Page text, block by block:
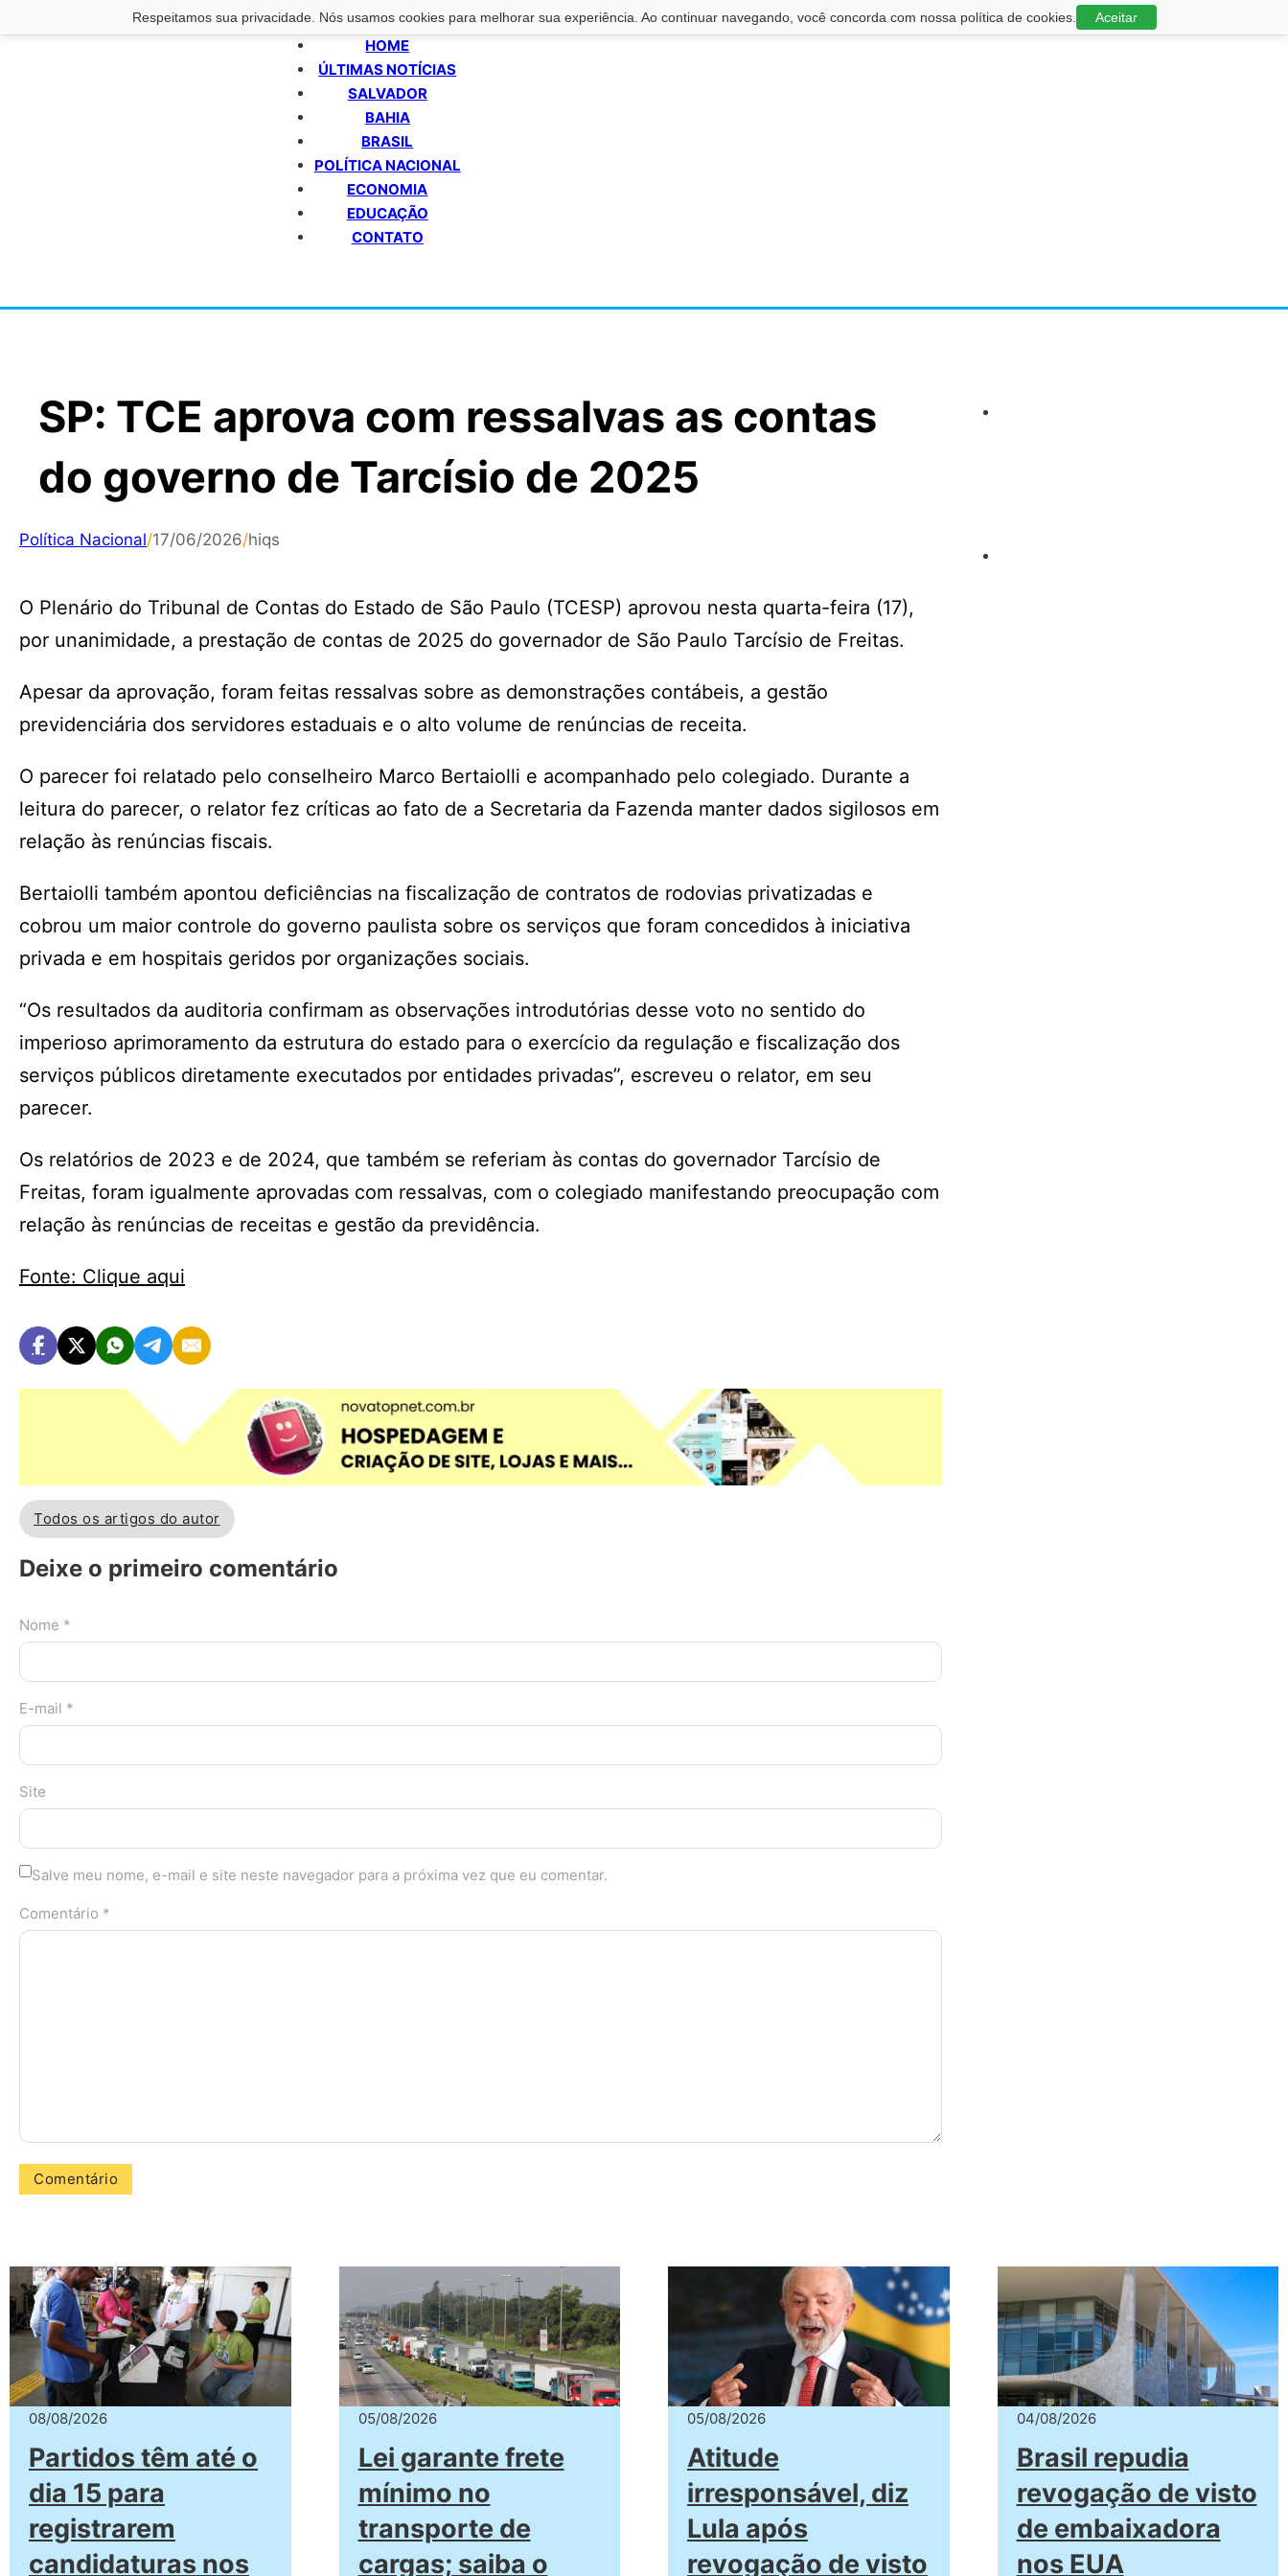
Respeitamos sua privacidade. Nós usamos cookies para melhorar sua experiência. Ao continuar navegando, você concorda com nossa política de cookies. Aceitar
HOME
ÚLTIMAS NOTÍCIAS
SALVADOR
BAHIA
BRASIL
POLÍTICA NACIONAL
ECONOMIA
EDUCAÇÃO
CONTATO
SP: TCE aprova com ressalvas as contas
do governo de Tarcísio de 2025
Política Nacional/17/06/2026/hiqs
O Plenário do Tribunal de Contas do Estado de São Paulo (TCESP) aprovou nesta quarta-feira (17),
por unanimidade, a prestação de contas de 2025 do governador de São Paulo Tarcísio de Freitas.
Apesar da aprovação, foram feitas ressalvas sobre as demonstrações contábeis, a gestão
previdenciária dos servidores estaduais e o alto volume de renúncias de receita.
O parecer foi relatado pelo conselheiro Marco Bertaiolli e acompanhado pelo colegiado. Durante a
leitura do parecer, o relator fez críticas ao fato de a Secretaria da Fazenda manter dados sigilosos em
relação às renúncias fiscais.
Bertaiolli também apontou deficiências na fiscalização de contratos de rodovias privatizadas e
cobrou um maior controle do governo paulista sobre os serviços que foram concedidos à iniciativa
privada e em hospitais geridos por organizações sociais.
“Os resultados da auditoria confirmam as observações introdutórias desse voto no sentido do
imperioso aprimoramento da estrutura do estado para o exercício da regulação e fiscalização dos
serviços públicos diretamente executados por entidades privadas”, escreveu o relator, em seu
parecer.
Os relatórios de 2023 e de 2024, que também se referiam às contas do governador Tarcísio de
Freitas, foram igualmente aprovadas com ressalvas, com o colegiado manifestando preocupação com
relação às renúncias de receitas e gestão da previdência.
Fonte: Clique aqui
Todos os artigos do autor
Deixe o primeiro comentário
Nome *
E-mail *
Site
Salve meu nome, e-mail e site neste navegador para a próxima vez que eu comentar.
Comentário *
08/08/2026
Partidos têm até o
dia 15 para
registrarem
candidaturas nos
05/08/2026
Lei garante frete
mínimo no
transporte de
cargas; saiba o
05/08/2026
Atitude
irresponsável, diz
Lula após
revogação de visto
04/08/2026
Brasil repudia
revogação de visto
de embaixadora
nos EUA